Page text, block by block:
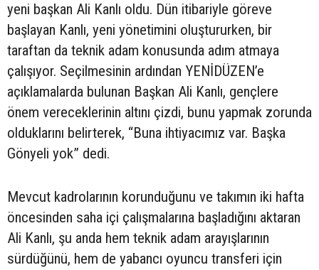
yeni başkan Ali Kanlı oldu. Dün itibariyle göreve
başlayan Kanlı, yeni yönetimini oluştururken, bir
taraftan da teknik adam konusunda adım atmaya
çalışıyor. Seçilmesinin ardından YENİDÜZEN’e
açıklamalarda bulunan Başkan Ali Kanlı, gençlere
önem vereceklerinin altını çizdi, bunu yapmak zorunda
olduklarını belirterek, “Buna ihtiyacımız var. Başka
Gönyeli yok” dedi.
Mevcut kadrolarının korunduğunu ve takımın iki hafta
öncesinden saha içi çalışmalarına başladığını aktaran
Ali Kanlı, şu anda hem teknik adam arayışlarının
sürdüğünü, hem de yabancı oyuncu transferi için